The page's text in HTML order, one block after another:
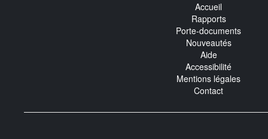
Accueil
Rapports
Porte-documents
Nouveautés
Aide
Accessibilité
Mentions légales
Contact